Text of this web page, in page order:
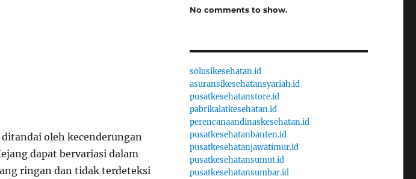
oleh kecenderungan
dapat bervariasi dalam
ringan dan tidak terdeteksi
No comments to show.
solusikesehatan.id
asuransikesehatansyariah.id
pusatkesehatanstore.id
pabrikalatkesehatan.id
perencanaandinaskesehatan.id
pusatkesehatanbanten.id
pusatkesehatanjawatimur.id
pusatkesehatansumut.id
pusatkesehatansumbar.id